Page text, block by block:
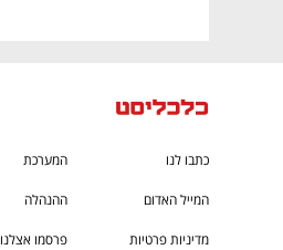
כתבו לנו המערכת
המייל האדום ההנהלה
מדיניות פרטיות פרסמו אצלנו